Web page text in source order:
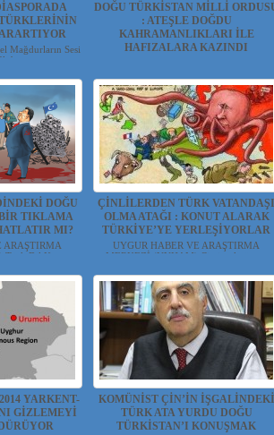
Mağdurların Sesi
DOĞU TÜRKİSTAN MİLLİ
: ATEŞLE DOĞDU
KAHRAMANLIKLARI İLE
HAFIZALARA KAZINDI
DOĞU
TIKLAMA
MI?
ARAŞTIRMA
Dil Ku...
ÇİNLİLERDEN TÜRK VATANDAŞI
OLMA ATAĞI : KONUT ALARAK
TÜRKİYE’YE YERLEŞİYORLAR
UYGUR HABER VE ARAŞTIRMA
MERKEZİ (UYHAM) Çin işgal yöne...
YARKENT-
GİZLEMEYİ
KOMÜNİST ÇİN’İN İŞGALİNDEKİ
TÜRK ATA YURDU DOĞU
TÜRKİSTAN’I KONUŞMAK